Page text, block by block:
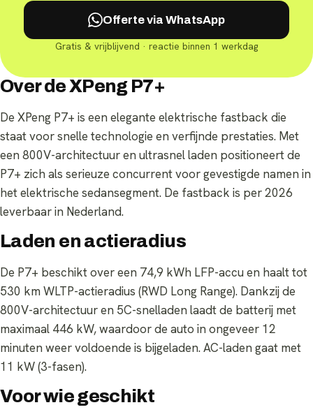
Offerte via WhatsApp
Gratis & vrijblijvend · reactie binnen 1 werkdag
Over de XPeng P7+
De XPeng P7+ is een elegante elektrische fastback die
staat voor snelle technologie en verfijnde prestaties. Met
een 800V-architectuur en ultrasnel laden positioneert de
P7+ zich als serieuze concurrent voor gevestigde namen in
het elektrische sedansegment. De fastback is per 2026
leverbaar in Nederland.
Laden en actieradius
De P7+ beschikt over een 74,9 kWh LFP-accu en haalt tot
530 km WLTP-actieradius (RWD Long Range). Dankzij de
800V-architectuur en 5C-snelladen laadt de batterij met
maximaal 446 kW, waardoor de auto in ongeveer 12
minuten weer voldoende is bijgeladen. AC-laden gaat met
11 kW (3-fasen).
Voor wie geschikt